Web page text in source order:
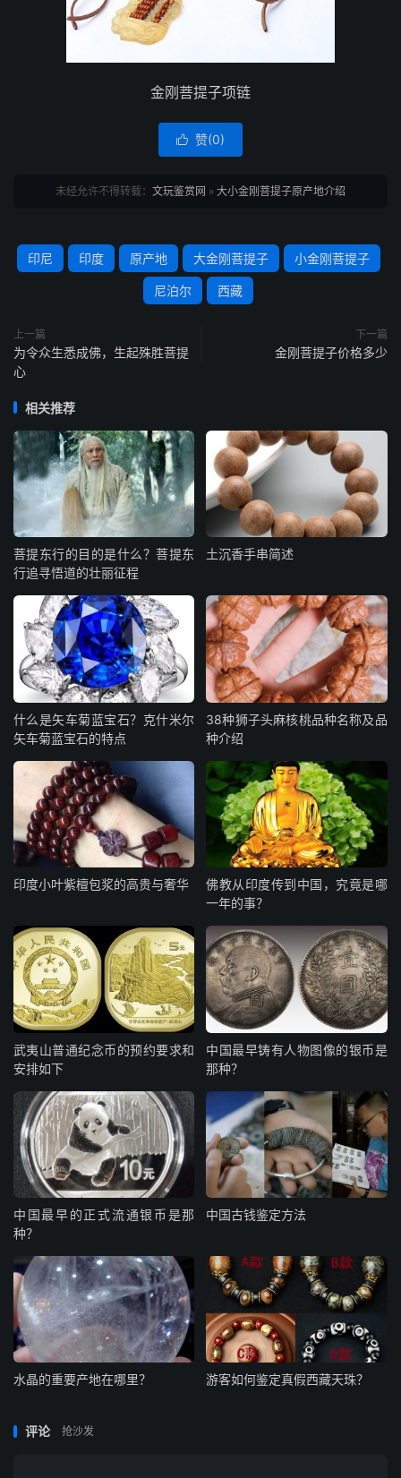
金刚菩提子项链
 赞(0)
未经允许不得转载： 文玩鉴赏网 » 大小金刚菩提子原产地介绍
印尼 印度 原产地 大金刚菩提子 小金刚菩提子
尼泊尔 西藏
上一篇
为令众生悉成佛，生起殊胜菩提
心
下一篇
金刚菩提子价格多少
相关推荐
菩提东行的目的是什么？菩提东
行追寻悟道的壮丽征程
土沉香手串简述
什么是矢车菊蓝宝石？克什米尔
矢车菊蓝宝石的特点
38种狮子头麻核桃品种名称及品
种介绍
印度小叶紫檀包浆的高贵与奢华
佛教从印度传到中国，究竟是哪
一年的事？
武夷山普通纪念币的预约要求和
安排如下
中国最早铸有人物图像的银币是
那种？
中国最早的正式流通银币是那
种？
中国古钱鉴定方法
水晶的重要产地在哪里？ 游客如何鉴定真假西藏天珠？
评论 抢沙发